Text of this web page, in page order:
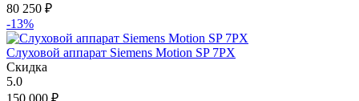
80 250 ₽
-13%
Слуховой аппарат Siemens Motion SP 7PX
Скидка
5.0
150 000 ₽